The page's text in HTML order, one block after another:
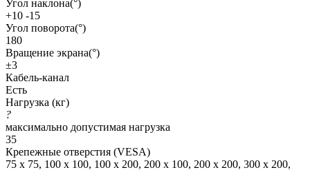
Угол наклона(°)
+10 -15
Угол поворота(°)
180
Вращение экрана(°)
±3
Кабель-канал
Есть
Нагрузка (кг)
?
максимально допустимая нагрузка
35
Крепежные отверстия (VESA)
75 x 75, 100 x 100, 100 x 200, 200 x 100, 200 x 200, 300 x 200,